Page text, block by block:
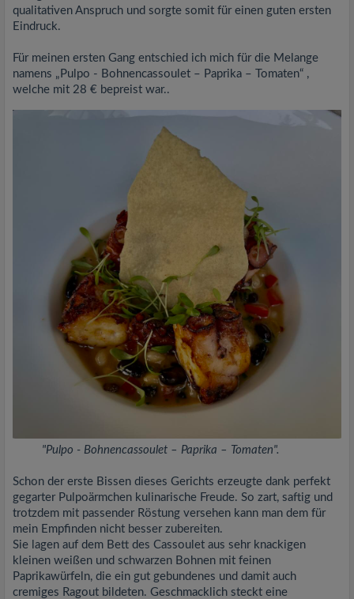
qualitativen Anspruch und sorgte somit für einen guten ersten
Eindruck.
Für meinen ersten Gang entschied ich mich für die Melange
namens „Pulpo - Bohnencassoulet – Paprika – Tomaten“ ,
welche mit 28 € bepreist war..
"Pulpo - Bohnencassoulet – Paprika – Tomaten".
Schon der erste Bissen dieses Gerichts erzeugte dank perfekt
gegarter Pulpoärmchen kulinarische Freude. So zart, saftig und
trotzdem mit passender Röstung versehen kann man dem für
mein Empfinden nicht besser zubereiten.
Sie lagen auf dem Bett des Cassoulet aus sehr knackigen
kleinen weißen und schwarzen Bohnen mit feinen
Paprikawürfeln, die ein gut gebundenes und damit auch
cremiges Ragout bildeten. Geschmacklich steckt eine